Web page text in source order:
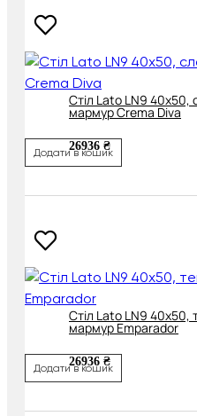
Cтіл Lato LN9 40х50,
мармур Crema Diva
26936 ₴
Додати в кошик
Cтіл Lato LN9 40х50,
мармур Emparador
26936 ₴
Додати в кошик